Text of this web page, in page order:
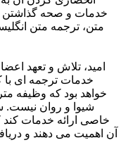
خدمات و صحه گذاشتن
متن، ترجمه متن
امید، تلاش و تعهد
خدمات ترجمه ای با
خواهد بود که وظیفه
شیوا و روان نیست.
خاصی ارائه خدمات کند
آن اهمیت می دهند و